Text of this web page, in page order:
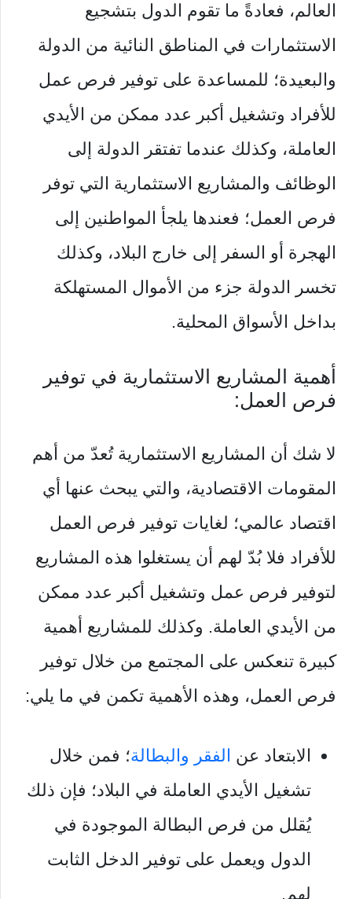
العالم، فعادةً ما تقوم الدول بتشجيع
الاستثمارات في المناطق النائية من الدولة
والبعيدة؛ للمساعدة على توفير فرص عمل
للأفراد وتشغيل أكبر عدد ممكن من الأيدي
العاملة، وكذلك عندما تفتقر الدولة إلى
الوظائف والمشاريع الاستثمارية التي توفر
فرص العمل؛ فعندها يلجأ المواطنين إلى
الهجرة أو السفر إلى خارج البلاد، وكذلك
تخسر الدولة جزء من الأموال المستهلكة
بداخل الأسواق المحلية.
أهمية المشاريع الاستثمارية في توفير
فرص العمل:
لا شك أن المشاريع الاستثمارية تُعدّ من أهم
المقومات الاقتصادية، والتي يبحث عنها أي
اقتصاد عالمي؛ لغايات توفير فرص العمل
للأفراد فلا بُدّ لهم أن يستغلوا هذه المشاريع
لتوفير فرص عمل وتشغيل أكبر عدد ممكن
من الأيدي العاملة. وكذلك للمشاريع أهمية
كبيرة تنعكس على المجتمع من خلال توفير
فرص العمل، وهذه الأهمية تكمن في ما يلي:
الابتعاد عن الفقر والبطالة؛ فمن خلال
تشغيل الأيدي العاملة في البلاد؛ فإن ذلك
يُقلل من فرص البطالة الموجودة في
الدول ويعمل على توفير الدخل الثابت
لهم.